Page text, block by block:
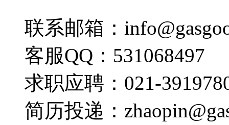
联系邮箱：
客服QQ：531068497
求职应聘：021-
简历投递：